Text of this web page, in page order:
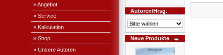
» Angebot
» Service
» Kalkulation
» Shop
» Unsere Autoren
Autoren/Hrsg.
Neue Produkte